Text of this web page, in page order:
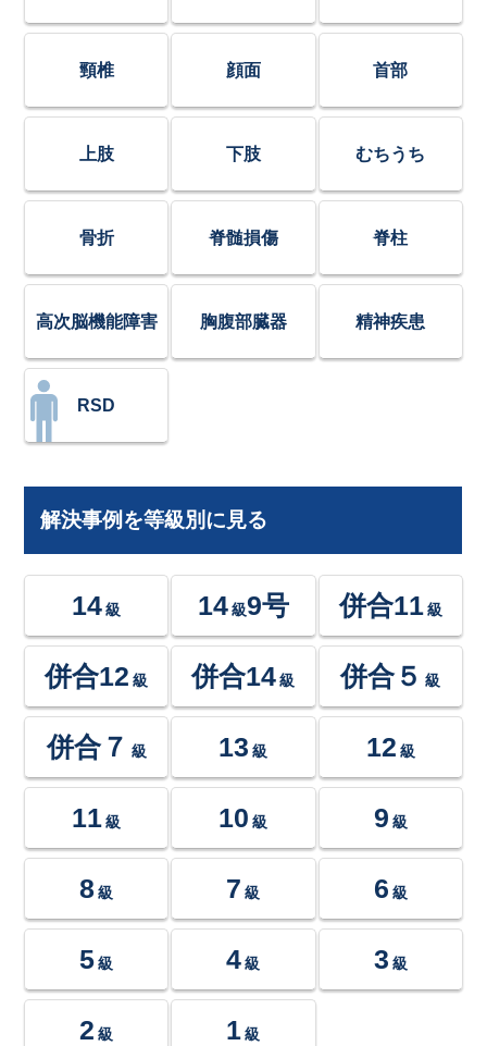
頸椎 顔面 首部
上肢 下肢 むちうち
骨折 脊髄損傷 脊柱
高次脳機能障害 胸腹部臓器 精神疾患
RSD
解決事例を等級別に見る
14 級 14級9号 併合11 級
併合12 級 併合14 級 併合５ 級
併合７ 級 13 級 12 級
11 級 10 級 9 級
8 級 7 級 6 級
5 級 4 級 3 級
2 級 1 級